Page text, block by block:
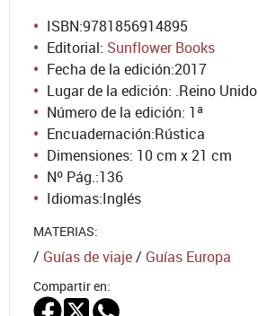
ISBN:9781856914895
Editorial: Sunflower Books
Fecha de la edición:2017
Lugar de la edición: .Reino Unido
Número de la edición: 1ª
Encuadernación:Rústica
Dimensiones: 10 cm x 21 cm
Nº Pág.:136
Idiomas:Inglés
MATERIAS:
/ Guías de viaje/ Guías Europa
Compartir en: